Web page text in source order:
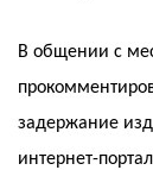
В общении с
задержание
интернет-